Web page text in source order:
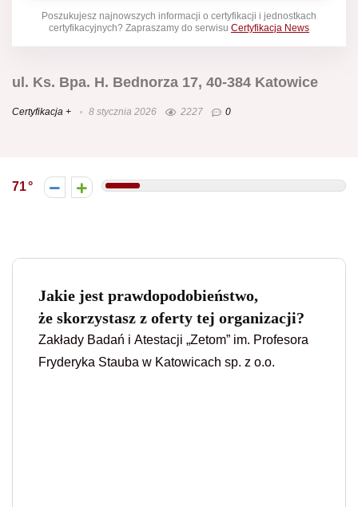
Poszukujesz najnowszych informacji o certyfikacji i jednostkach
certyfikacyjnych? Zapraszamy do serwisu Certyfikacja News
ul. Ks. Bpa. H. Bednorza 17, 40-384 Katowice
Certyfikacja + 8 stycznia 2026 2227 0
71
Jakie jest prawdopodobieństwo,
że skorzystasz z oferty tej organizacji?
Zakłady Badań i Atestacji „Zetom” im. Profesora
Fryderyka Stauba w Katowicach sp. z o.o.